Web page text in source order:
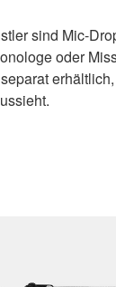
sind Mic-
oder